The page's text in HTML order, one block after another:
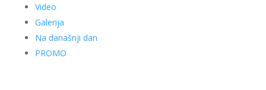
Video
Galerija
Na današnji dan
PROMO